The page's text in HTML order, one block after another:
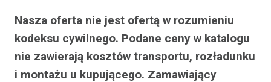
Nasza oferta nie jest ofertą w rozumieniu
kodeksu cywilnego. Podane ceny w katalogu
nie zawierają kosztów transportu, rozładunku
i montażu u kupującego. Zamawiający